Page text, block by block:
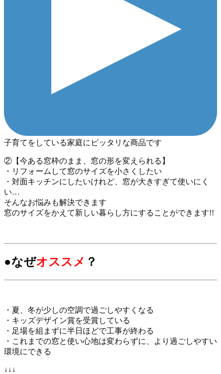
子育てをしている家庭にピッタリな商品です
②【今ある窓枠のまま、窓の形を変えられる】
・リフォームして窓のサイズを小さくしたい
・対面キッチンにしたいけれど、窓が大きすぎて使いにく
い…
そんなお悩みも解決できます
窓のサイズをかえて新しい暮らし方にすることができます!!
●なぜオススメ ？
・夏、冬が少しの空調で過ごしやすくなる
・キッズデザイン賞を受賞している
・足場を組まずに半日ほどで工事が終わる
・これまでの窓と使い心地は変わらずに、より過ごしやすい
環境にできる
↓↓↓